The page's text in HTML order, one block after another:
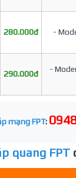
280.000đ -
290.000đ
-
mạng FPT:
quang FPT